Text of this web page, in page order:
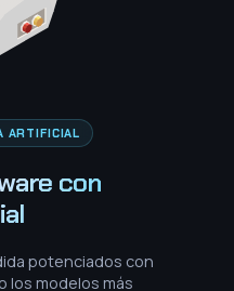
ARTIFICIAL
con
potenciados con
los modelos más